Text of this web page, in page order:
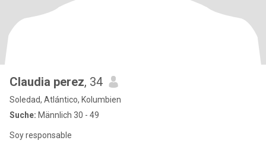
Claudia perez, 34
Soledad, Atlántico, Kolumbien
Suche: Männlich 30 - 49
Soy responsable